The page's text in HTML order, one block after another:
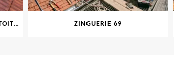
NETTOYAGE ET DÉMOUSSAGE DE TOITURE ET FAÇADE 69 ZINGUERIE 69